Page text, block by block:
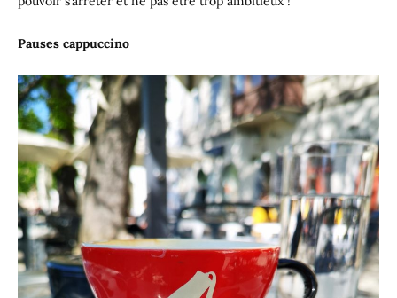
Pauses cappuccino